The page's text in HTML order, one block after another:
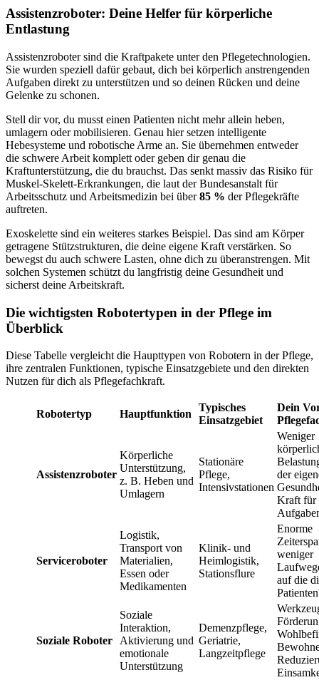
Assistenzroboter: Deine Helfer für körperliche
Entlastung
Assistenzroboter sind die Kraftpakete unter den Pflegetechnologien.
Sie wurden speziell dafür gebaut, dich bei körperlich anstrengenden
Aufgaben direkt zu unterstützen und so deinen Rücken und deine
Gelenke zu schonen.
Stell dir vor, du musst einen Patienten nicht mehr allein heben,
umlagern oder mobilisieren. Genau hier setzen intelligente
Hebesysteme und robotische Arme an. Sie übernehmen entweder
die schwere Arbeit komplett oder geben dir genau die
Kraftunterstützung, die du brauchst. Das senkt massiv das Risiko für
Muskel-Skelett-Erkrankungen, die laut der Bundesanstalt für
Arbeitsschutz und Arbeitsmedizin bei über85 % der Pflegekräfte
auftreten.
Exoskelette sind ein weiteres starkes Beispiel. Das sind am Körper
getragene Stützstrukturen, die deine eigene Kraft verstärken. So
bewegst du auch schwere Lasten, ohne dich zu überanstrengen. Mit
solchen Systemen schützt du langfristig deine Gesundheit und
sicherst deine Arbeitskraft.
Die wichtigsten Robotertypen in der Pflege im
Überblick
Diese Tabelle vergleicht die Haupttypen von Robotern in der Pflege,
ihre zentralen Funktionen, typische Einsatzgebiete und den direkten
Nutzen für dich als Pflegefachkraft.
Robotertyp Hauptfunktion
Typisches
Einsatzgebiet
Dein
Assistenzroboter
Körperliche
Unterstützung,
z. B. Heben und
Umlagern
Stationäre
Pflege,
Intensivstationen
Weniger
der
Kraft für
Serviceroboter
Logistik,
Transport von
Materialien,
Essen oder
Medikamenten
Klinik- und
Heimlogistik,
Stationsflure
Enorme
weniger
auf die
Soziale Roboter
Soziale
Interaktion,
Aktivierung und
emotionale
Unterstützung
Demenzpflege,
Geriatrie,
Langzeitpflege